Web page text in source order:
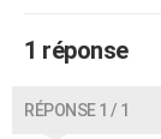
BONS PLANS
CARTE DE VOEUX
1 réponse
RÉPONSE 1 / 1